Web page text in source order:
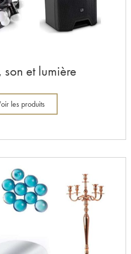
son et lumière
les produits